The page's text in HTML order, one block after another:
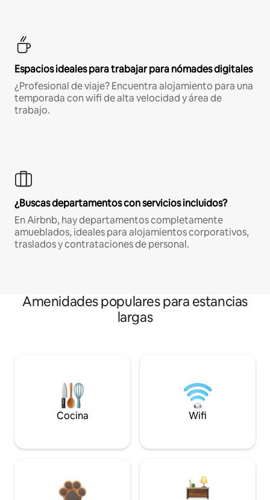
Espacios ideales para trabajar para nómades digitales
¿Profesional de viaje? Encuentra alojamiento para una
temporada con wifi de alta velocidad y área de
trabajo.
¿Buscas departamentos con servicios incluidos?
En Airbnb, hay departamentos completamente
amueblados, ideales para alojamientos corporativos,
traslados y contrataciones de personal.
Amenidades populares para estancias
largas
Cocina Wifi